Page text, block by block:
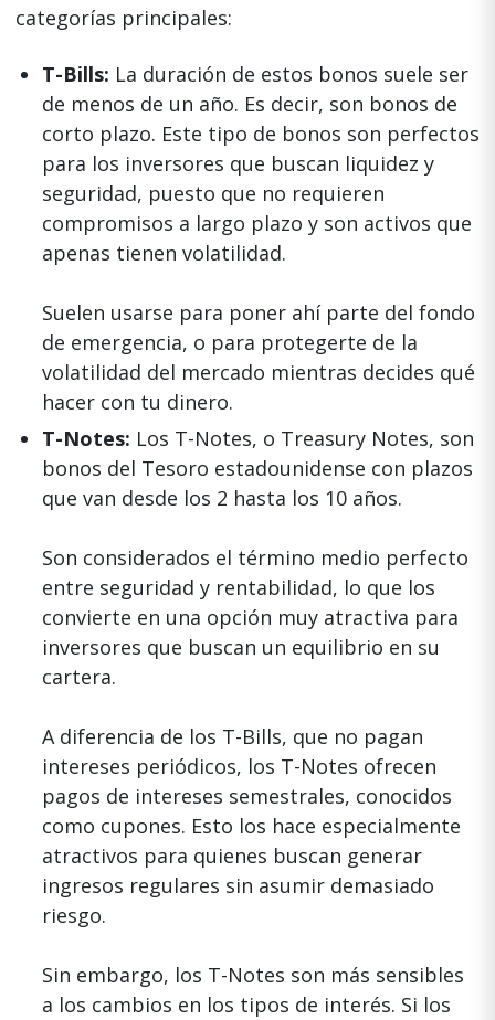
categorías principales:
T-Bills: La duración de estos bonos suele ser
de menos de un año. Es decir, son bonos de
corto plazo. Este tipo de bonos son perfectos
para los inversores que buscan liquidez y
seguridad, puesto que no requieren
compromisos a largo plazo y son activos que
apenas tienen volatilidad.
Suelen usarse para poner ahí parte del fondo
de emergencia, o para protegerte de la
volatilidad del mercado mientras decides qué
hacer con tu dinero.
T-Notes: Los T-Notes, o Treasury Notes, son
bonos del Tesoro estadounidense con plazos
que van desde los 2 hasta los 10 años.
Son considerados el término medio perfecto
entre seguridad y rentabilidad, lo que los
convierte en una opción muy atractiva para
inversores que buscan un equilibrio en su
cartera.
A diferencia de los T-Bills, que no pagan
intereses periódicos, los T-Notes ofrecen
pagos de intereses semestrales, conocidos
como cupones. Esto los hace especialmente
atractivos para quienes buscan generar
ingresos regulares sin asumir demasiado
riesgo.
Sin embargo, los T-Notes son más sensibles
a los cambios en los tipos de interés. Si los